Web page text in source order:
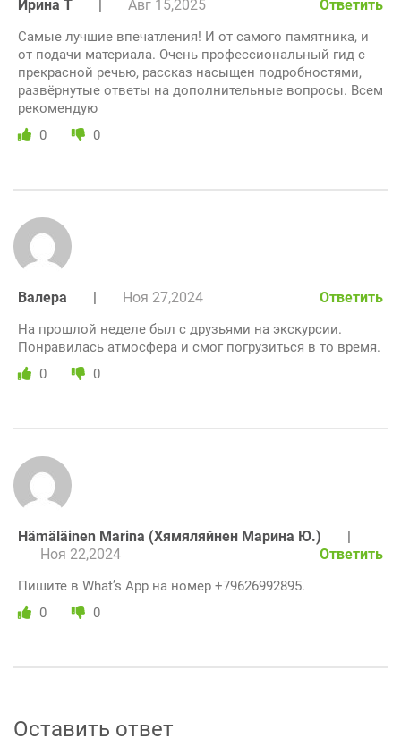
Ирина Т | Авг 15,2025 Ответить
Самые лучшие впечатления! И от самого памятника, и
от подачи материала. Очень профессиональный гид с
прекрасной речью, рассказ насыщен подробностями,
развёрнутые ответы на дополнительные вопросы. Всем
рекомендую
0
0
Валера | Ноя 27,2024 Ответить
На прошлой неделе был с друзьями на экскурсии.
Понравилась атмосфера и смог погрузиться в то время.
0
0
Hämäläinen Marina (Хямяляйнен Марина Ю.)
|
Ноя 22,2024
Ответить
Пишите в What’s App на номер +79626992895.
0
0
Оставить ответ